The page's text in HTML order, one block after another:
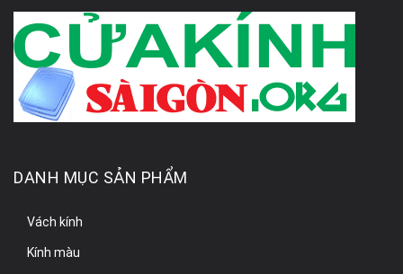
DANH MỤC SẢN PHẨM
Vách kính
Kính màu